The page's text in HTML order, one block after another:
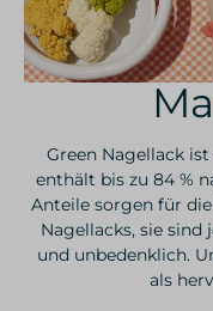
Green Nagellack
enthält bis zu 84 %
Anteile sorgen für
Nagellacks, sie
und unbedenklich.
als